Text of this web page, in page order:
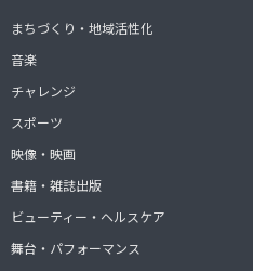
まちづくり・地域活性化
音楽
チャレンジ
スポーツ
映像・映画
書籍・雑誌出版
ビューティー・ヘルスケア
舞台・パフォーマンス